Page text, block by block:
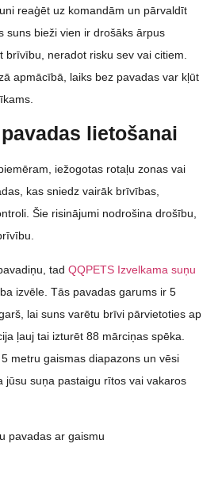
reaģēt uz komandām un pārvaldīt
suns bieži vien ir drošāks ārpus
brīvību, neradot risku sev vai citiem.
apmācībā, laiks bez pavadas var kļūt
lietošanai
iežogotas rotaļu zonas vai
kas sniedz vairāk brīvības,
Šie risinājumi nodrošina drošību,
tad QQPETS Izvelkama suņu
izvēle. Tās pavadas garums ir 5
lai suns varētu brīvi pārvietoties ap
ļauj tai izturēt 88 mārciņas spēka.
metru gaismas diapazons un vēsi
jūsu suņa pastaigu rītos vai vakaros